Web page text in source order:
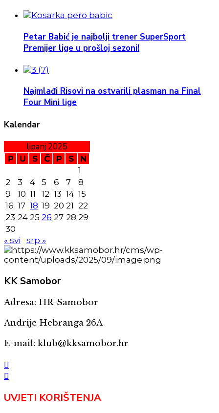
Petar Babić je najbolji trener SuperSport
Premijer lige u prošloj sezoni!
Najmlađi Risovi na ostvarili plasman na Final
Four Mini lige
Kalendar
lipanj 2025
P U S Č P S
N
1
2
3 4 5 6 7
8
9
10 11 12 13 14 15
16 17 18 19 20 21 22
23 24 25 26 27 28 29
30
« svi
srp »
KKSamobor
Adresa: HR-Samobor
Andrije Hebranga 26A
E-mail: klub@kksamobor.hr
UVJETI KORIŠTENJA